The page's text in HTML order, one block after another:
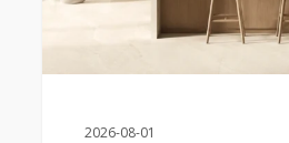
2026-08-01